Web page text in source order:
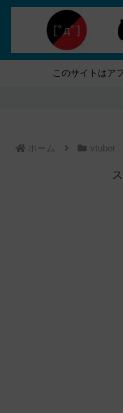
このサイトはア
ホーム vtuber